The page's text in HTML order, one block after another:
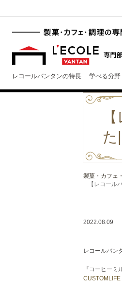
レコールバンタンの特長 学べる分
製菓・カフェ
【レコール
2022.08.09
レコールバン
『コーヒー
CUSTOMLIFE